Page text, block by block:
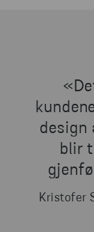
design
blir
Kristofer